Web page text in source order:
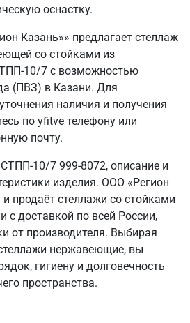
оснастку.
Казань»» предлагает стеллаж
со стойками из
10/7 с возможностью
(ПВЗ) в Казани. Для
наличия и получения
по yfitve телефону или
почту.
10/7 999-8072, описание и
изделия. ООО «Регион
продаёт стеллажи со стойками
с доставкой по всей России,
от производителя. Выбирая
нержавеющие, вы
гигиену и долговечность
пространства.